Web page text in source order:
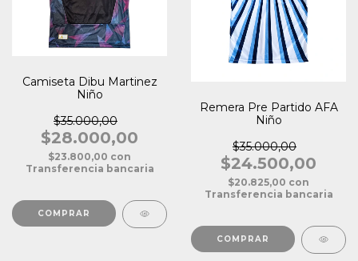
Camiseta Dibu Martinez
Niño
$35.000,00
$28.000,00
$23.800,00 con
Transferencia bancaria
COMPRAR
Remera Pre Partido AFA
Niño
$35.000,00
$24.500,00
$20.825,00 con
Transferencia bancaria
COMPRAR